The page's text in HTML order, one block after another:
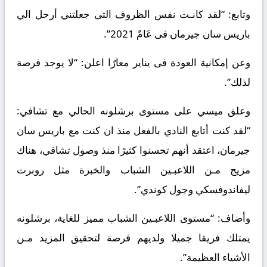
وتابع: “لقد كانـت نفس الظروف التى جعلتني أرحل الي
باريس سان جيرمان فى عَامٌ 2021”.
وعن إمكانية العودة فى يناير معارًا اعلن: “لا يوجد فرصة
لذلك”.
وعلق ميسي على مستوى برشلونه الحالي مع تشافي:
“لقد كنت أتابع النادي بالفعل منذ ان كنت مع باريس سان
جيرمان، اعتقد أنهم تحسنوا كثيرًا منذ وصول تشافي، هناك
مزيج مـن اللاعبـين الشباب والخبرة مثل روبرت
ليفاندوفسكي وجول كوندي”.
وأضاف: “مستوى اللاعبـين الشباب مميز للغاية، برشلونه
يمتلك فريقا جميلا ولديهم فرصة لتحقيق المزيد مـن
الأشياء العظيمة”.